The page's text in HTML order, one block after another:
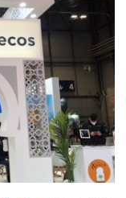
حوادث
دولية
المرأة
فنية
منوعة